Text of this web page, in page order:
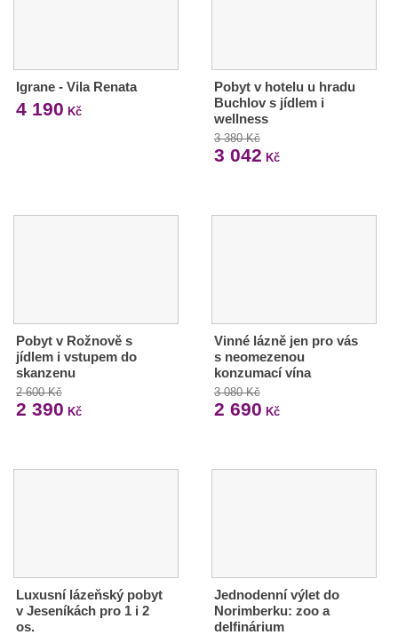
Igrane - Vila Renata
4 190 Kč
Pobyt v hotelu u hradu
Buchlov s jídlem i
wellness
3 380 Kč
3 042 Kč
Pobyt v Rožnově s
jídlem i vstupem do
skanzenu
2 600 Kč
2 390 Kč
Vinné lázně jen pro vás
s neomezenou
konzumací vína
3 080 Kč
2 690 Kč
Luxusní lázeňský pobyt
v Jeseníkách pro 1 i 2
os.
Jednodenní výlet do
Norimberku: zoo a
delfinárium